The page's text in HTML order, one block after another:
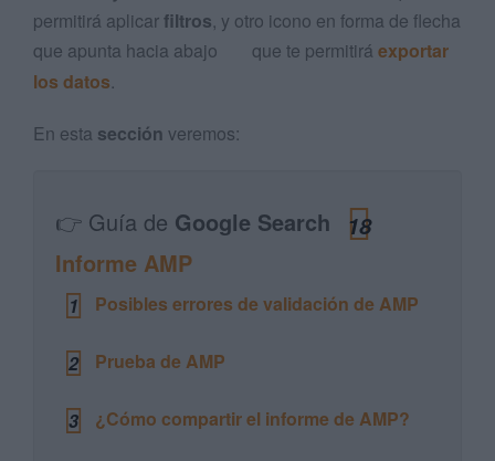
permitirá aplicarfiltros, y otro icono en forma de flecha
que apunta hacia abajo
que te permitirá exportar
los datos.
En esta sección veremos:
👉 Guía de Google Search 18
Informe AMP
1 Posibles errores de validación de AMP
2 Prueba de AMP
3 ¿Cómo compartir el informe de AMP?